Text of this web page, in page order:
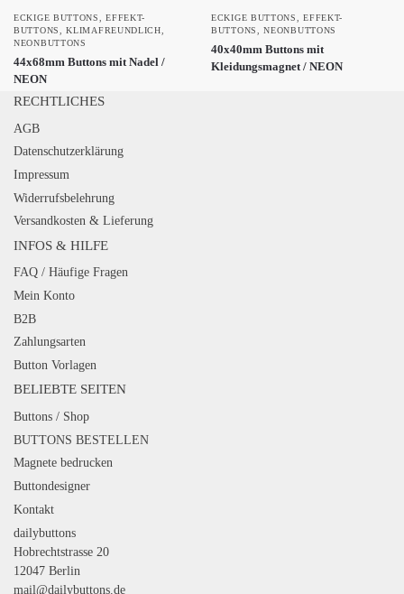
ECKIGE BUTTONS ,EFFEKT-
BUTTONS
,KLIMAFREUNDLICH
NEONBUTTONS
44x68mm Buttons mit Nadel /
NEON
ECKIGE BUTTONS ,EFFEKT-
BUTTONS
,NEONBUTTONS
40x40mm Buttons mit
Kleidungsmagnet / NEON
RECHTLICHES
AGB
Datenschutzerklärung
Impressum
Widerrufsbelehrung
Versandkosten & Lieferung
INFOS & HILFE
FAQ / Häufige Fragen
Mein Konto
B2B
Zahlungsarten
Button Vorlagen
BELIEBTE SEITEN
Buttons / Shop
BUTTONS BESTELLEN
Magnete bedrucken
Buttondesigner
Kontakt
dailybuttons
Hobrechtstrasse 20
12047 Berlin
mail@dailybuttons.de